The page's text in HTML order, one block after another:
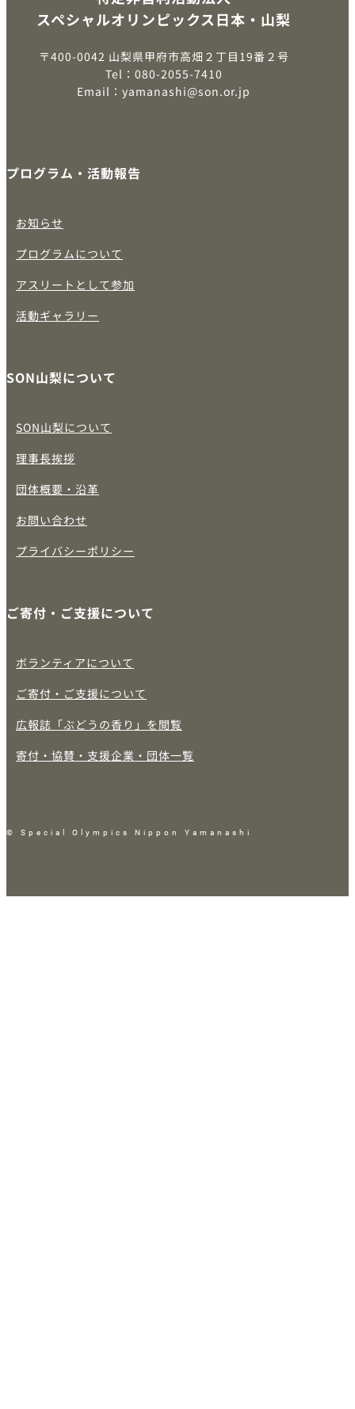
スペシャルオリンピックス日本・山梨
〒400-0042 山梨県甲府市高畑２丁目19番２号
Tel：080-2055-7410
Email：yamanashi@son.or.jp
プログラム・活動報告
お知らせ
プログラムについて
アスリートとして参加
活動ギャラリー
SON山梨について
SON山梨について
理事長挨拶
団体概要・沿革
お問い合わせ
プライバシーポリシー
ご寄付・ご支援について
ボランティアについて
ご寄付・ご支援について
広報誌「ぶどうの香り」を閲覧
寄付・協賛・支援企業・団体一覧
© Special Olympics Nippon Yamanashi